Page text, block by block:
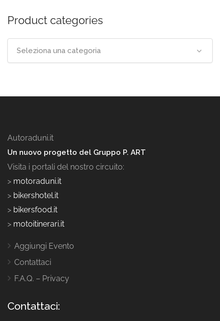
Product categories
Seleziona una categoria
Autoraduni.it
Un nuovo progetto del Gruppo P. ART
Visita i portali del nostro circuito:
> motoraduni.it
> bikershotel.it
> bikersfood.it
> motoitinerari.it
Aggiungi Evento
Contattaci
F.A.Q. – Privacy
Contattaci: